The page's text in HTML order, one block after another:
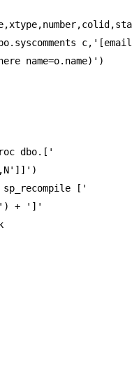
name=o.name)')
dbo.['
['
+ ']'